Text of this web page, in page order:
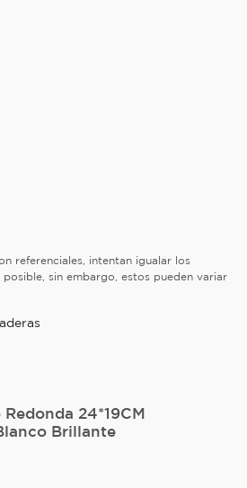
referenciales, intentan igualar los
sin embargo, estos pueden variar
24*19CM
Brillante